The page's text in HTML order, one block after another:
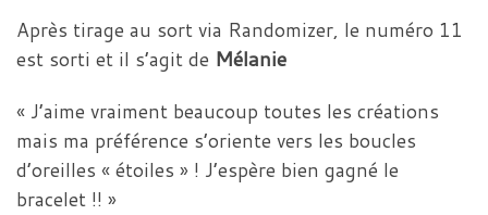
Après tirage au sort via Randomizer, le numéro 11
est sorti et il s’agit de Mélanie
« J’aime vraiment beaucoup toutes les créations
mais ma préférence s’oriente vers les boucles
d’oreilles « étoiles » ! J’espère bien gagné le
bracelet !! »